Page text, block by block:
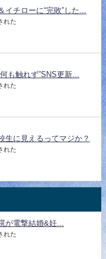
チローに“完敗”した...
れた
も触れず”SNS更新...
れた
生に見えるってマジか？
れた
が電撃結婚&妊...
れた